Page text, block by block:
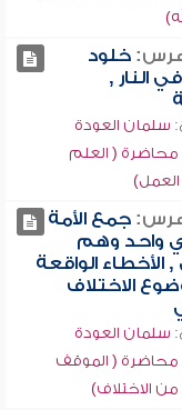
خلود
النار ,
سلمان العودة
( العلم
جمع الأمة
واحد وهم
الأخطاء الواقعة
الاختلاف
سلمان العودة
( الموقف
الاختلاف)